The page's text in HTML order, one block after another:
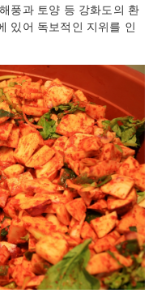
풍과 토양 등 강화도의 환
있어 독보적인 지위를 인